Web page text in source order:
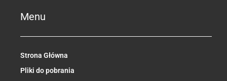
b
o
Menu
Strona Główna
Pliki do pobrania